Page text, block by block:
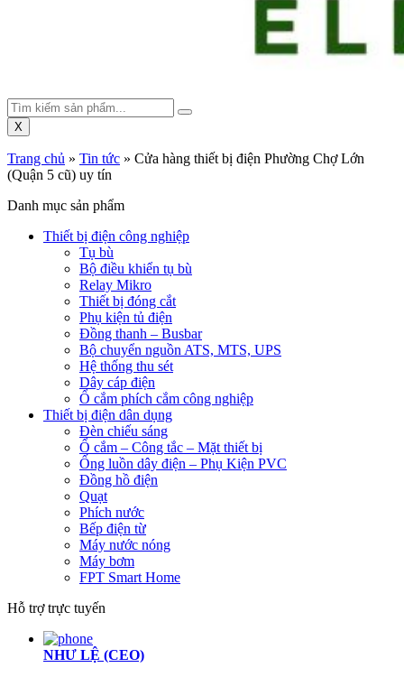
X
Trang chủ » Tin tức » Cửa hàng thiết bị điện Phường Chợ Lớn
(Quận 5 cũ) uy tín
Danh mục sản phẩm
Thiết bị điện công nghiệp
Tụ bù
Bộ điều khiển tụ bù
Relay Mikro
Thiết bị đóng cắt
Phụ kiện tủ điện
Đồng thanh – Busbar
Bộ chuyển nguồn ATS, MTS, UPS
Hệ thống thu sét
Dây cáp điện
Ổ cắm phích cắm công nghiệp
Thiết bị điện dân dụng
Đèn chiếu sáng
Ổ cắm – Công tắc – Mặt thiết bị
Ống luồn dây điện – Phụ Kiện PVC
Đồng hồ điện
Quạt
Phích nước
Bếp điện từ
Máy nước nóng
Máy bơm
FPT Smart Home
Hỗ trợ trực tuyến
NHƯ LỆ (CEO)